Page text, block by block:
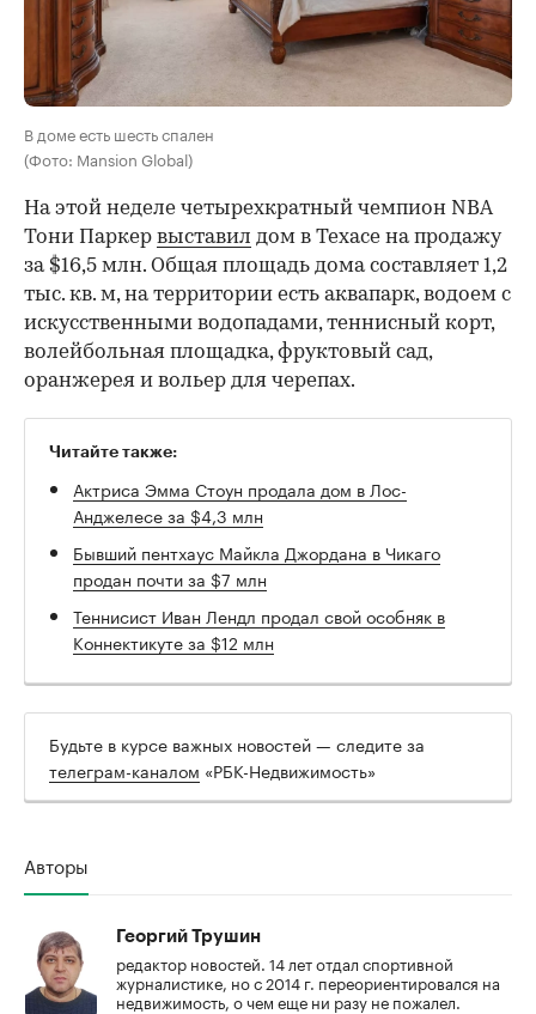
В доме есть шесть спален
(Фото: Mansion Global)
На этой неделе четырехкратный чемпион NBA
Тони Паркер выставил дом в Техасе на продажу
за $16,5 млн. Общая площадь дома составляет 1,2
тыс. кв. м, на территории есть аквапарк, водоем c
искусственными водопадами, теннисный корт,
волейбольная площадка, фруктовый сад,
оранжерея и вольер для черепах.
Читайте также:
Актриса Эмма Стоун продала дом в Лос-
Анджелесе за $4,3 млн
Бывший пентхаус Майкла Джордана в Чикаго
продан почти за $7 млн
Теннисист Иван Лендл продал свой особняк в
Коннектикуте за $12 млн
Будьте в курсе важных новостей — следите за
телеграм-каналом «РБК-Недвижимость»
Авторы
Георгий Трушин
редактор новостей. 14 лет отдал спортивной
журналистике, но с 2014 г. переориентировался на
недвижимость, о чем еще ни разу не пожалел.